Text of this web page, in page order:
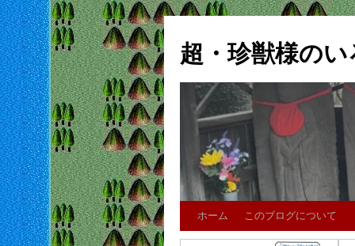
超・珍獣様の
ホーム このブログについて